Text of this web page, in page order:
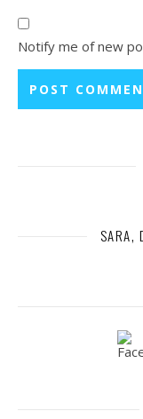
Notify me of new
SARA,